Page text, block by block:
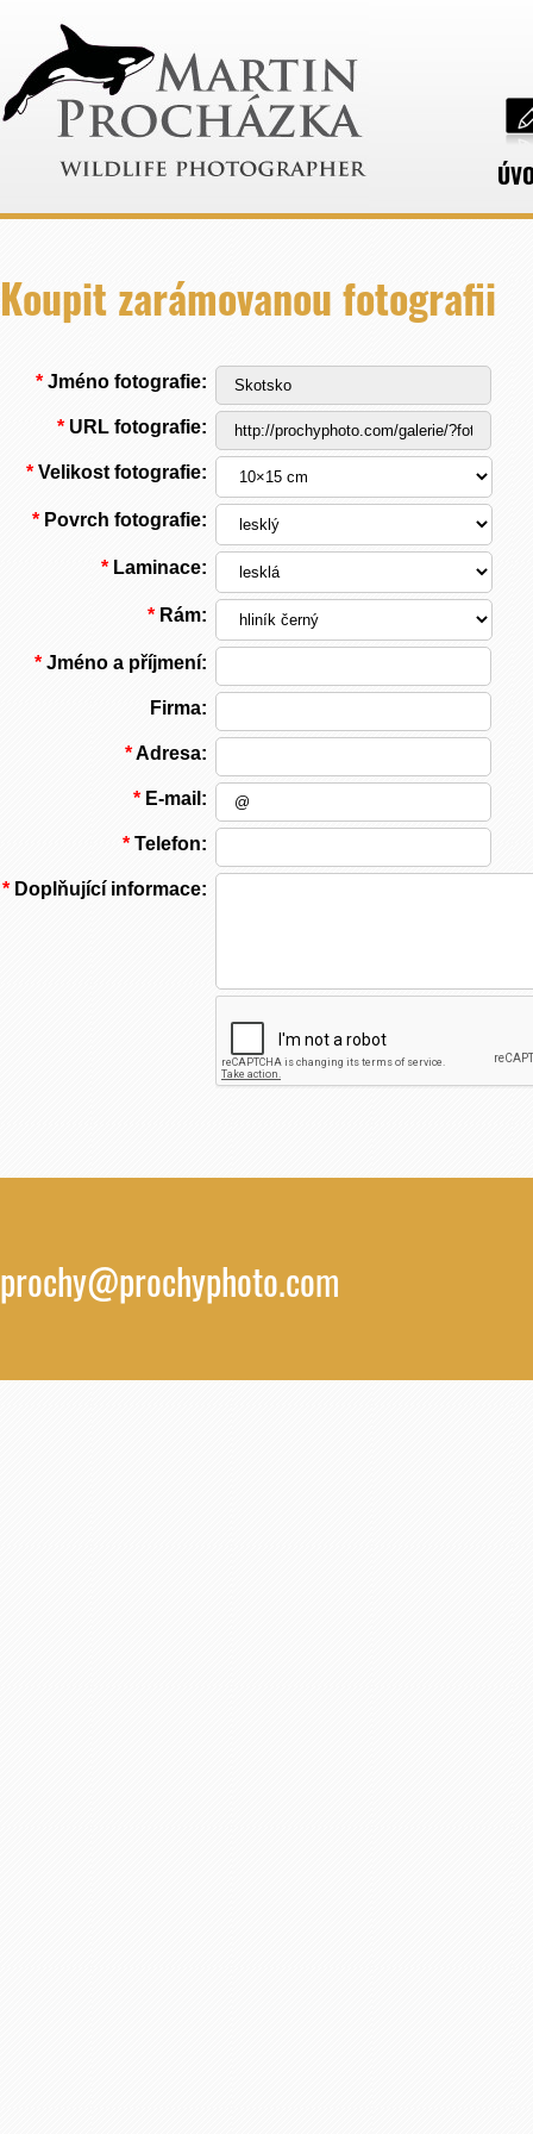
Koupit zarámovanou fotografii
*Jméno fotografie:
*URL fotografie:
*Velikost fotografie:
*Povrch fotografie:
* Laminace:
*Rám:
*Jméno a příjmení:
Firma:
*Adresa:
*E-mail:
*Telefon:
*Doplňující informace:
prochy@prochyphoto.com